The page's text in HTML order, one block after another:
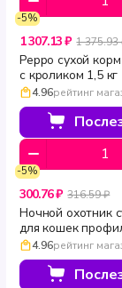
-5%
1 307.13 ₽ 1 375.93
Peppo сухой
с кроликом 1,5 кг
4.96рейтинг
-5%
300.76 ₽ 316.59 ₽
Ночной охотник
для кошек
мочекаменной
4.96рейтинг